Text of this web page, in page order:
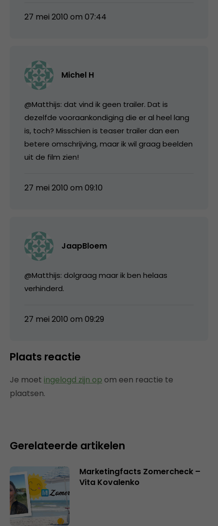
27 mei 2010 om 07:44
Michel H
@Matthijs: dat vind ik geen trailer. Dat is
dezelfde vooraankondiging die er al heel lang
is, toch? Misschien is teaser trailer dan een
betere omschrijving, maar ik wil graag beelden
uit de film zien!
27 mei 2010 om 09:10
JaapBloem
@Matthijs: dolgraag maar ik ben helaas
verhinderd.
27 mei 2010 om 09:29
Plaats reactie
Je moet ingelogd zijn op om een reactie te
plaatsen.
Gerelateerde artikelen
Marketingfacts Zomercheck –
Vita Kovalenko